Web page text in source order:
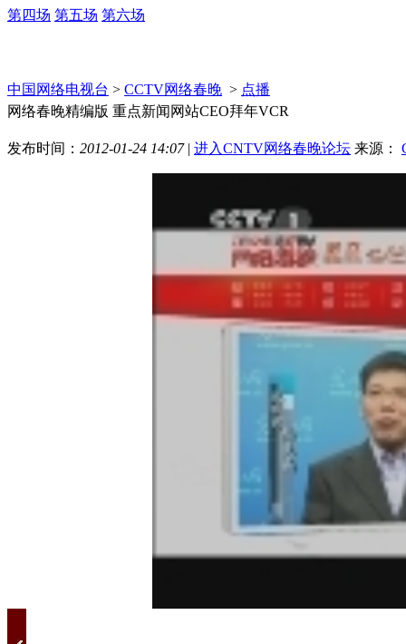
第四场 第五场 第六场
中国网络电视台 > CCTV网络春晚 > 点播
网络春晚精编版 重点新闻网站CEO拜年VCR
发布时间： 2012-01-24 14:07| 进入CNTV网络春晚论坛 来源：